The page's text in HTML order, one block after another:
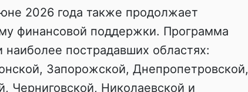
2026 года также продолжает
финансовой поддержки. Программа
наиболее пострадавших областях:
Запорожской, Днепропетровской,
Черниговской, Николаевской и